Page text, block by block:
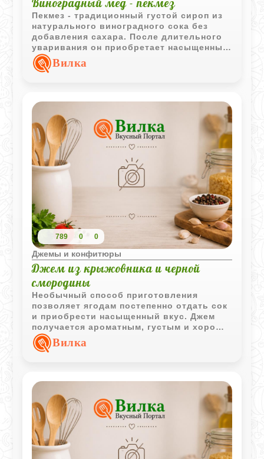
Виноградный мед - пекмез
Пекмез - традиционный густой сироп из
натурального виноградного сока без
добавления сахара. После длительного
уваривания он приобретает насыщенный
вкус, темный цвет и характерную
медовую консистенцию.
Вилка
789 0 0
Джемы и конфитюры
Джем из крыжовника и черной
смородины
Необычный способ приготовления
позволяет ягодам постепенно отдать сок
и приобрести насыщенный вкус. Джем
получается ароматным, густым и хорошо
сохраняет характерные нотки
крыжовника и черной смородины.
Вилка